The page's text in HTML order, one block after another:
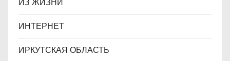
ИНТЕРНЕТ
ИРКУТСКАЯ ОБЛАСТЬ